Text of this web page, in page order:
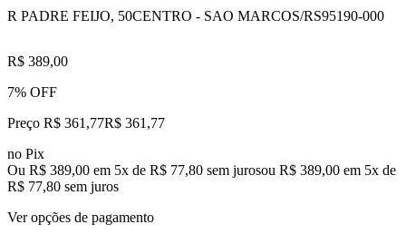
R PADRE FEIJO, 50CENTRO - SAO MARCOS/RS95190-000
R$ 389,00
7% OFF
Preço R$ 361,77R$ 361 ,77
no Pix
Ou R$ 389,00 em 5x de R$ 77,80 sem jurosou R$ 389,00 em 5x de
R$ 77,80 sem juros
Ver opções de pagamento